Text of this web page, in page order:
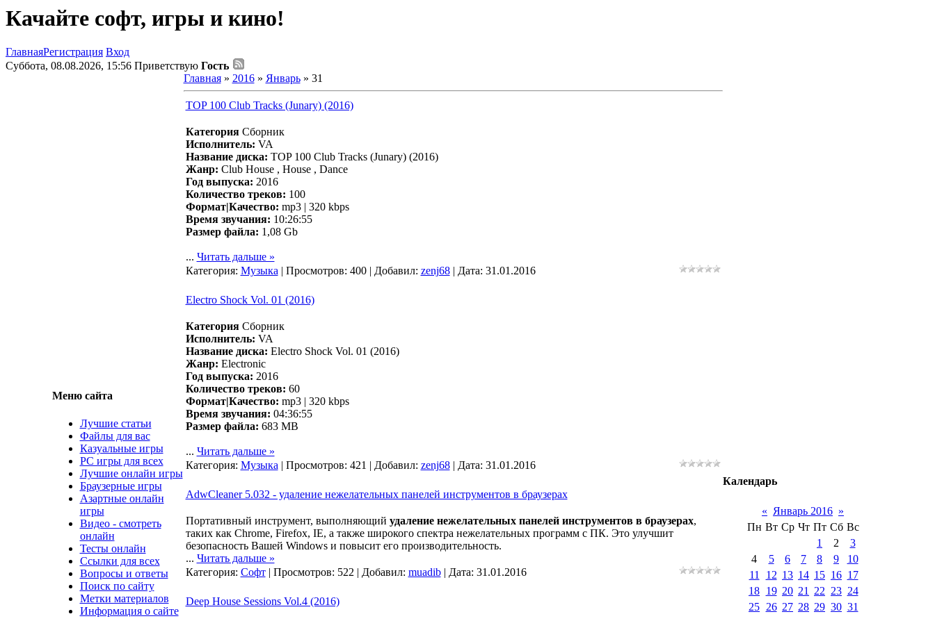
Качайте софт, игры и кино!
ГлавнаяРегистрация Вход
Суббота, 08.08.2026, 15:56 Приветствую Гость
Меню сайта
Лучшие статьи
Файлы для вас
Казуальные игры
PC игры для всех
Лучшие онлайн игры
Браузерные игры
Азартные онлайн
игры
Видео - смотреть
онлайн
Тесты онлайн
Ссылки для всех
Вопросы и ответы
Поиск по сайту
Метки материалов
Информация о сайте
Главная» 2016 » Январь » 31
TOP 100 Club Tracks (Junary) (2016)
КатегорияСборник
Исполнитель: VA
Название диска: TOP 100 Club Tracks (Junary) (2016)
Жанр: Club House , House , Dance
Год выпуска: 2016
Количество треков: 100
Формат|Качество: mp3 | 320 kbps
Время звучания: 10:26:55
Размер файла: 1,08 Gb
... Читать дальше »
Категория: Музыка| Просмотров: 400 | Добавил: zenj68| Дата: 31.01.2016
Electro Shock Vol. 01 (2016)
КатегорияСборник
Исполнитель: VA
Название диска: Electro Shock Vol. 01 (2016)
Жанр: Electronic
Год выпуска: 2016
Количество треков: 60
Формат|Качество: mp3 | 320 kbps
Время звучания: 04:36:55
Размер файла: 683 MB
... Читать дальше »
Категория: Музыка| Просмотров: 421 | Добавил: zenj68| Дата: 31.01.2016
AdwCleaner 5.032 - удаление нежелательных панелей инструментов в браузерах
Портативный инструмент, выполняющий удаление нежелательных панелей инструментов в браузерах,
таких как Chrome, Firefox, IE, а также широкого спектра нежелательных программ с ПК. Это улучшит
безопасность Вашей Windows и повысит его производительность.
... Читать дальше »
Категория: Софт| Просмотров: 522 | Добавил: muadib| Дата: 31.01.2016
Deep House Sessions Vol.4 (2016)
Календарь
« Январь 2016 »
Пн Вт Ср Чт Пт Сб Вс
1
2
3
4
5 6 7 8 9
10
11
12 13 14 15 16 17
18 19 20 21 22 23 24
25 26 27 28 29 30 31